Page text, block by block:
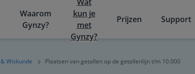
Waarom
Gynzy?
kun je
met
Gynzy?
Prijzen Support
Wiskunde Plaatsen van getallen op de getallenlijn t/m 10.000